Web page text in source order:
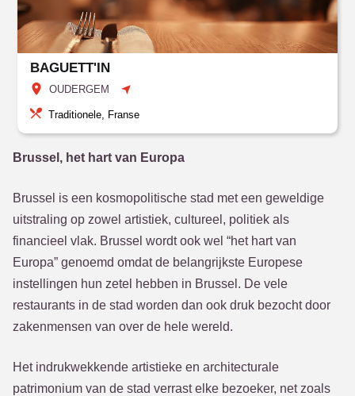
BAGUETT'IN
OUDERGEM
Traditionele, Franse
Brussel, het hart van Europa
Brussel is een kosmopolitische stad met een geweldige
uitstraling op zowel artistiek, cultureel, politiek als
financieel vlak. Brussel wordt ook wel “het hart van
Europa” genoemd omdat de belangrijkste Europese
instellingen hun zetel hebben in Brussel. De vele
restaurants in de stad worden dan ook druk bezocht door
zakenmensen van over de hele wereld.
Het indrukwekkende artistieke en architecturale
patrimonium van de stad verrast elke bezoeker, net zoals